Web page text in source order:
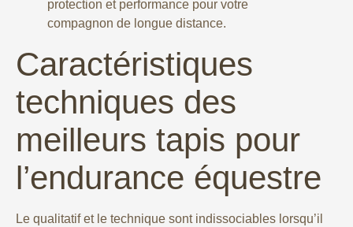
Caractéristiques
techniques des
meilleurs tapis pour
l’endurance équestre
Le qualitatif et le technique sont indissociables lorsqu’il